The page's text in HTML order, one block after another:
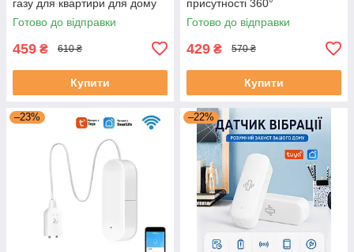
газу для квартири для дому
побутовий на батарейках із
сигналізацією
Готово до відправки
459 ₴ 610 ₴
Купити
присутності 360°
безпровідний міні сенсор
руху PIR зі сповіщенням на
Готово до відправки
429 ₴ 570 ₴
Купити
–23% –22%